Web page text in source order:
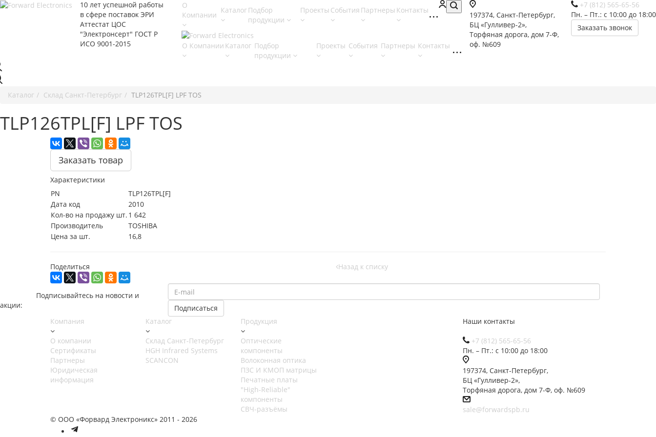
10 лет успешной работы
в сфере поставок ЭРИ
Аттестат ЦОС
"Электронсерт" ГОСТ Р
ИСО 9001-2015
+7 (812) 565-65-56
Пн. – Пт.: с 10:00 до 18:00
Заказать звонок
197374, Санкт-Петербург,
БЦ «Гулливер-2»,
Торфяная дорога, дом 7-Ф,
оф. №609
О
Компании
КаталогПодбор
продукции
Проекты События Партнеры Контакты
О Компании Каталог Подбор
продукции
Проекты События Партнеры Контакты
Каталог Cклад Санкт-Петербург TLP126TPL[F] LPF TOS
TLP126TPL[F] LPF TOS
Заказать товар
Характеристики
PN
TLP126TPL[F]
Дата код
2010
Кол-во на продажу шт. 1 642
Производитель
TOSHIBA
Цена за шт.
16,8
Поделиться Назад к списку
Подписывайтесь на новости и
акции:
Компания
О компании
Сертификаты
Партнеры
Юридическая
информация
Каталог
Cклад Санкт-Петербург
HGH Infrared Systems
SCANCON
Продукция
Оптические
компоненты
Волоконная оптика
ПЗС И КМОП матрицы
Печатные платы
"High-Reliable"
компоненты
СВЧ-разъёмы
Наши контакты
+7 (812) 565-65-56
Пн. – Пт.: с 10:00 до 18:00
197374, Санкт-Петербург,
БЦ «Гулливер-2»,
Торфяная дорога, дом 7-Ф, оф. №609
sale@forwardspb.ru
© ООО «Форвард Электроникс» 2011 - 2026